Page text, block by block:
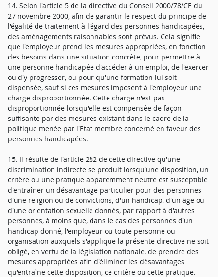
14. Selon l'article 5 de la directive du Conseil 2000/78/CE du
27 novembre 2000, afin de garantir le respect du principe de
l'égalité de traitement à l'égard des personnes handicapées,
des aménagements raisonnables sont prévus. Cela signifie
que l'employeur prend les mesures appropriées, en fonction
des besoins dans une situation concrète, pour permettre à
une personne handicapée d'accéder à un emploi, de l'exercer
ou d'y progresser, ou pour qu'une formation lui soit
dispensée, sauf si ces mesures imposent à l'employeur une
charge disproportionnée. Cette charge n'est pas
disproportionnée lorsqu'elle est compensée de façon
suffisante par des mesures existant dans le cadre de la
politique menée par l'Etat membre concerné en faveur des
personnes handicapées.
15. Il résulte de l'article 2§2 de cette directive qu'une
discrimination indirecte se produit lorsqu'une disposition, un
critère ou une pratique apparemment neutre est susceptible
d'entraîner un désavantage particulier pour des personnes
d'une religion ou de convictions, d'un handicap, d'un âge ou
d'une orientation sexuelle donnés, par rapport à d'autres
personnes, à moins que, dans le cas des personnes d'un
handicap donné, l'employeur ou toute personne ou
organisation auxquels s'applique la présente directive ne soit
obligé, en vertu de la législation nationale, de prendre des
mesures appropriées afin d'éliminer les désavantages
qu'entraîne cette disposition, ce critère ou cette pratique.